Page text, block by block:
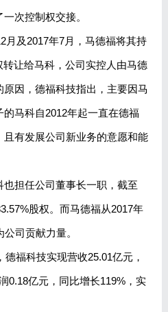
次控制权交接。
月及2017年7月，马德福将其持
让给马科，公司实控人由马德
因，德福科技指出，主要因马
马科自2012年起一直在德福
有发展公司新业务的意愿和能
也担任公司董事长一职，截至
股权。而马德福从2017年
司贡献力量。
福科技实现营收25.01亿元，
0.18亿元，同比增长119%，实